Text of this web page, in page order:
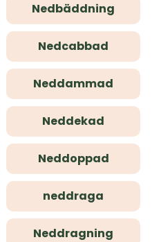
Nedbäddning
Nedcabbad
Neddammad
Neddekad
Neddoppad
neddraga
Neddragning